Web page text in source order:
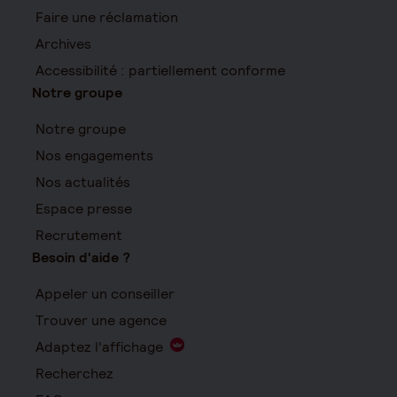
Faire une réclamation
Archives
Accessibilité : partiellement conforme
Notre groupe
Notre groupe
Nos engagements
Nos actualités
Espace presse
Recrutement
Besoin d'aide ?
Appeler un conseiller
Trouver une agence
Adaptez l'affichage
Recherchez